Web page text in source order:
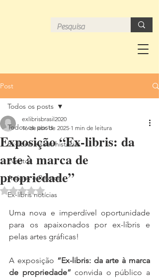
Post
Todos os posts
Ex-libris e suas histórias
Eventos
Artigos e Relatos
Ex-libris notícias
Todos os posts
Exposição “Ex-libris: da
arte à marca de
propriedade”
exlibrisbrasil2020
16 de abr. de 2025 1 min de leitura
Avaliado com NaN de 5 estrelas.
Uma nova e imperdível oportunidade
para os apaixonados por ex-líbris e
pelas artes gráficas!
A exposição “Ex-libris: da arte à marca
de propriedade” convida o público a